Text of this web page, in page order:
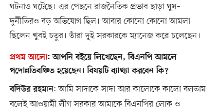
ঘটনাও ঘটেছে। এর পেছনে রাজনৈতিক প্রভাব ছাড়া ঘুষ–
দুর্নীতিরও বড় অভিযোগ ছিল। আবার কোনো কোনো আমলা
ছিলেন খুবই চতুর। তাঁরা দুই সরকারকে ম্যানেজ করে চলেছেন।
প্রথম আলো:আপনি বইয়ে লিখেছেন, বিএনপি আমলে
পদোন্নতিবঞ্চিত হয়েছেন। বিষয়টি ব্যাখ্যা করবেন কি?
বদিউর রহমান: আমি সাদাকে সাদা আর কালোকে কালো বলতাম
বলেই আওয়ামী লীগ সরকার আমাকে বিএনপির লোক ও